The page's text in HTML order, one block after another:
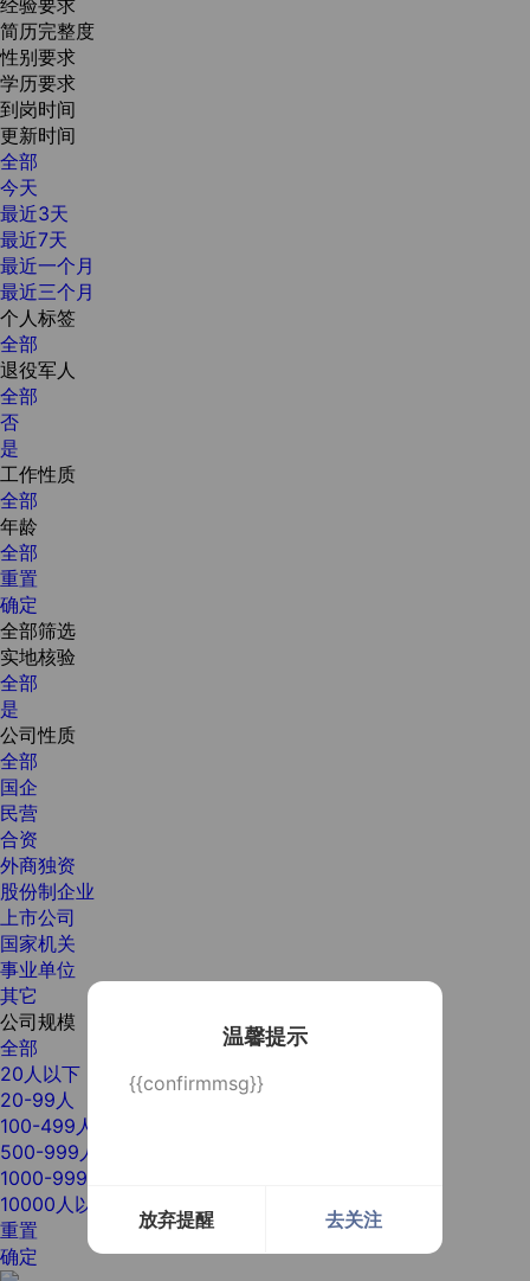
温馨提示
{{confirmmsg}}
放弃提醒 去关注
简历完整度
性别要求
学历要求
到岗时间
更新时间
全部
今天
最近3天
最近7天
最近一个月
最近三个月
个人标签
全部
退役军人
全部
否
是
工作性质
全部
年龄
全部
重置
确定
全部筛选
实地核验
全部
是
公司性质
全部
国企
民营
合资
外商独资
股份制企业
上市公司
国家机关
事业单位
其它
公司规模
全部
20人以下
20-99人
100-499人
500-999人
1000-9999人
10000人以上
重置
确定